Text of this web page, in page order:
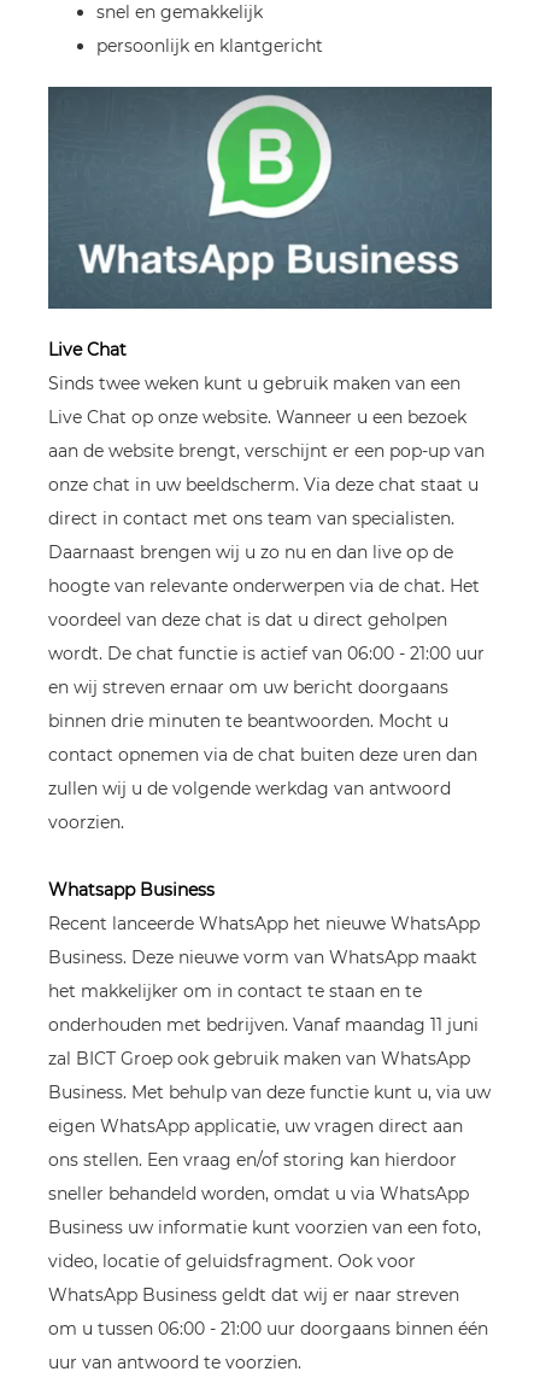
snel en gemakkelijk
persoonlijk en klantgericht
Live Chat
Sinds twee weken kunt u gebruik maken van een
Live Chat op onze website. Wanneer u een bezoek
aan de website brengt, verschijnt er een pop-up van
onze chat in uw beeldscherm. Via deze chat staat u
direct in contact met ons team van specialisten.
Daarnaast brengen wij u zo nu en dan live op de
hoogte van relevante onderwerpen via de chat. Het
voordeel van deze chat is dat u direct geholpen
wordt. De chat functie is actief van 06:00 - 21:00 uur
en wij streven ernaar om uw bericht doorgaans
binnen drie minuten te beantwoorden. Mocht u
contact opnemen via de chat buiten deze uren dan
zullen wij u de volgende werkdag van antwoord
voorzien.
Whatsapp Business
Recent lanceerde WhatsApp het nieuwe WhatsApp
Business. Deze nieuwe vorm van WhatsApp maakt
het makkelijker om in contact te staan en te
onderhouden met bedrijven. Vanaf maandag 11 juni
zal BICT Groep ook gebruik maken van WhatsApp
Business. Met behulp van deze functie kunt u, via uw
eigen WhatsApp applicatie, uw vragen direct aan
ons stellen. Een vraag en/of storing kan hierdoor
sneller behandeld worden, omdat u via WhatsApp
Business uw informatie kunt voorzien van een foto,
video, locatie of geluidsfragment. Ook voor
WhatsApp Business geldt dat wij er naar streven
om u tussen 06:00 - 21:00 uur doorgaans binnen één
uur van antwoord te voorzien.